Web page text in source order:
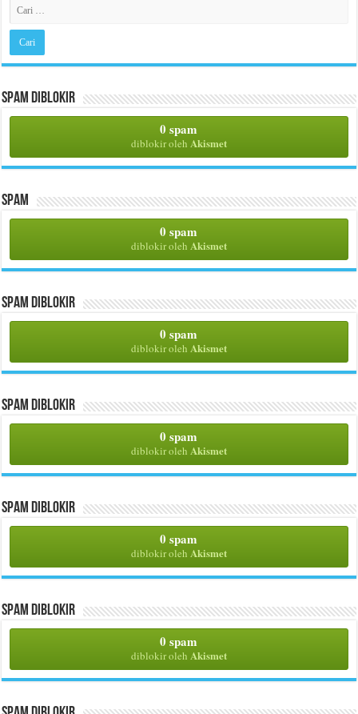
Spam Diblokir
0 spam
diblokir oleh Akismet
Spam
0 spam
diblokir oleh Akismet
Spam Diblokir
0 spam
diblokir oleh Akismet
Spam Diblokir
0 spam
diblokir oleh Akismet
Spam Diblokir
0 spam
diblokir oleh Akismet
Spam Diblokir
0 spam
diblokir oleh Akismet